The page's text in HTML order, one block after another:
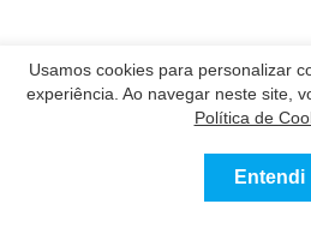
Usamos cookies para personalizar
experiência. Ao navegar neste site,
Política de
Entendi